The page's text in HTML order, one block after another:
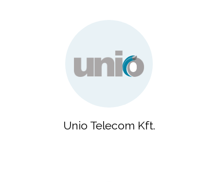
Unio Telecom Kft.